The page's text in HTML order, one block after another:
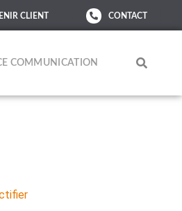
CLIENT CONTACT
COMMUNICATION